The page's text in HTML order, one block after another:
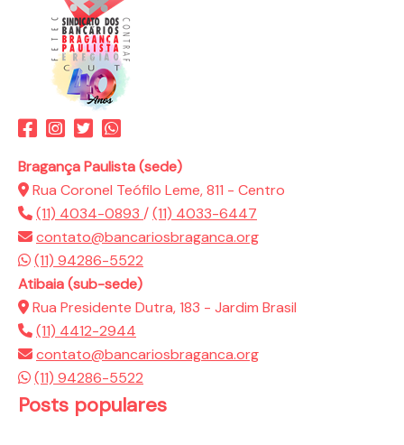
Bragança Paulista (sede)
Rua Coronel Teófilo Leme, 811 - Centro
(11) 4034-0893 /(11) 4033-6447
contato@bancariosbraganca.org
(11) 94286-5522
Atibaia (sub-sede)
Rua Presidente Dutra, 183 - Jardim Brasil
(11) 4412-2944
contato@bancariosbraganca.org
(11) 94286-5522
Posts populares